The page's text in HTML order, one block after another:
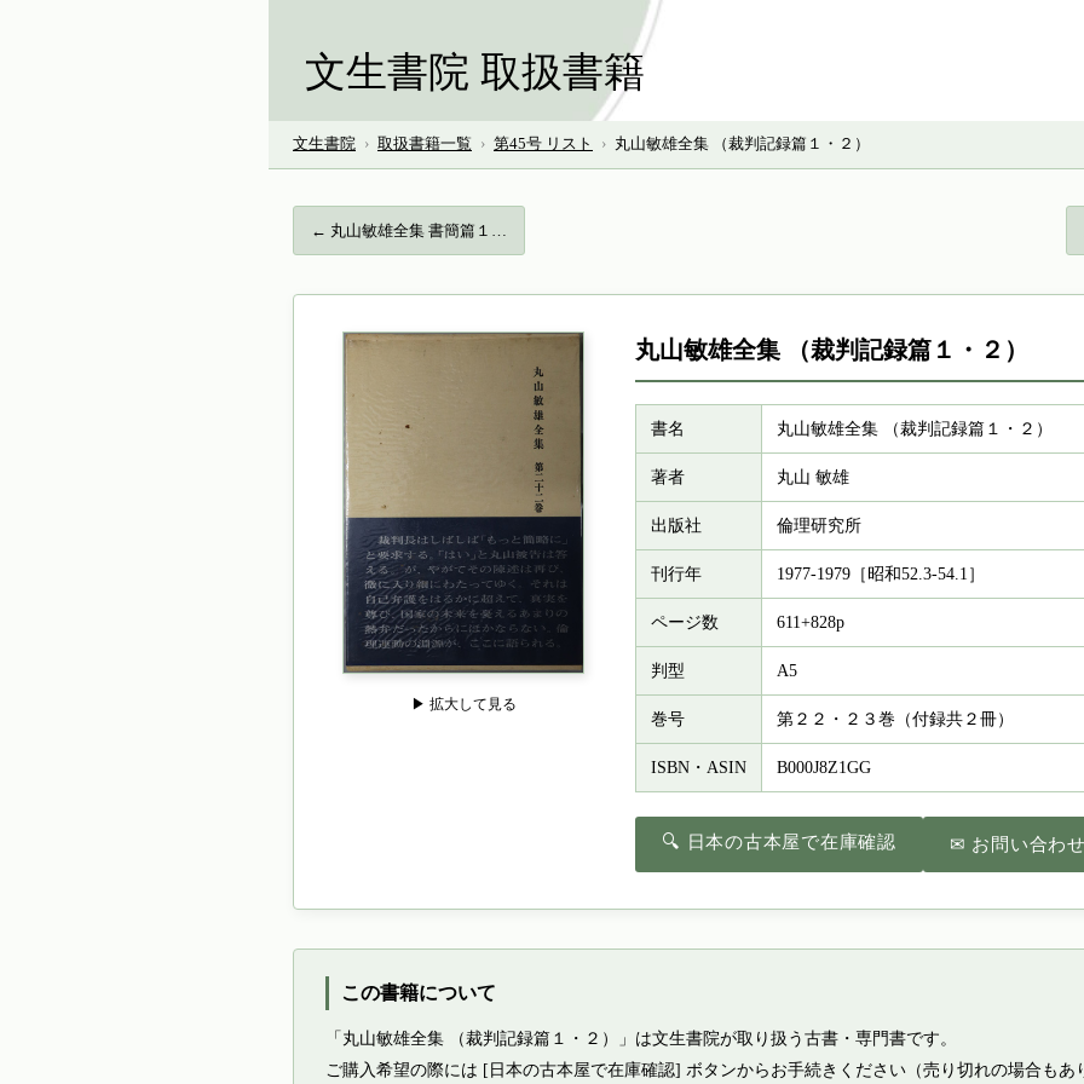
文生書院 取扱書籍
文生書院 › 取扱書籍一覧 › 第45号 リスト › 丸山敏雄全集 （裁判記録篇１・２）
← 丸山敏雄全集 書簡篇１…
▶ 拡大して見る
丸山敏雄全集 （裁判記録篇１・２）
書名 丸山敏雄全集 （裁判記録篇１・２）
著者 丸山 敏雄
出版社 倫理研究所
刊行年 1977-1979［昭和52.3-54.1］
ページ数 611+828p
判型 A5
巻号 第２２・２３巻（付録共２冊）
ISBN・ASIN B000J8Z1GG
🔍 日本の古本屋で在庫確認 ✉ お問い合わせ
この書籍について
「丸山敏雄全集 （裁判記録篇１・２）」は文生書院が取り扱う古書・専門書です。
ご購入希望の際には [日本の古本屋で在庫確認] ボタンからお手続きください（売り切れの場合もあ